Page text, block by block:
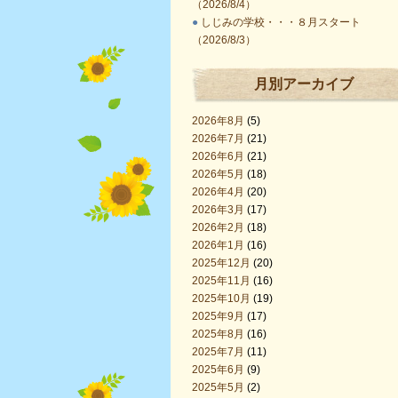
（2026/8/4）
● しじみの学校・・・８月スタート
（2026/8/3）
月別アーカイブ
2026年8月 (5)
2026年7月 (21)
2026年6月 (21)
2026年5月 (18)
2026年4月 (20)
2026年3月 (17)
2026年2月 (18)
2026年1月 (16)
2025年12月 (20)
2025年11月 (16)
2025年10月 (19)
2025年9月 (17)
2025年8月 (16)
2025年7月 (11)
2025年6月 (9)
2025年5月 (2)